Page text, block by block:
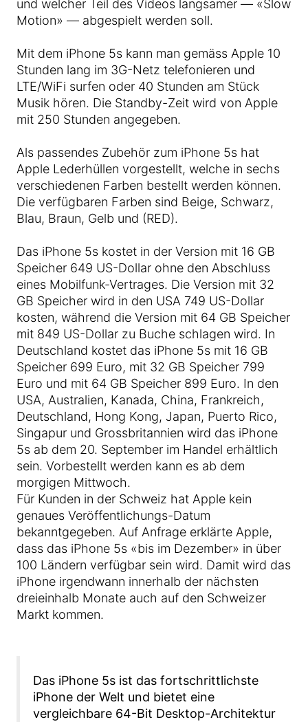
und welcher Teil des Videos langsamer — «Slow
Motion» — abgespielt werden soll.
Mit dem iPhone 5s kann man gemäss Apple 10
Stunden lang im 3G-Netz telefonieren und
LTE/WiFi surfen oder 40 Stunden am Stück
Musik hören. Die Standby-Zeit wird von Apple
mit 250 Stunden angegeben.
Als passendes Zubehör zum iPhone 5s hat
Apple Lederhüllen vorgestellt, welche in sechs
verschiedenen Farben bestellt werden können.
Die verfügbaren Farben sind Beige, Schwarz,
Blau, Braun, Gelb und (RED).
Das iPhone 5s kostet in der Version mit 16 GB
Speicher 649 US-Dollar ohne den Abschluss
eines Mobilfunk-Vertrages. Die Version mit 32
GB Speicher wird in den USA 749 US-Dollar
kosten, während die Version mit 64 GB Speicher
mit 849 US-Dollar zu Buche schlagen wird. In
Deutschland kostet das iPhone 5s mit 16 GB
Speicher 699 Euro, mit 32 GB Speicher 799
Euro und mit 64 GB Speicher 899 Euro. In den
USA, Australien, Kanada, China, Frankreich,
Deutschland, Hong Kong, Japan, Puerto Rico,
Singapur und Grossbritannien wird das iPhone
5s ab dem 20. September im Handel erhältlich
sein. Vorbestellt werden kann es ab dem
morgigen Mittwoch.
Für Kunden in der Schweiz hat Apple kein
genaues Veröffentlichungs-Datum
bekanntgegeben. Auf Anfrage erklärte Apple,
dass das iPhone 5s «bis im Dezember» in über
100 Ländern verfügbar sein wird. Damit wird das
iPhone irgendwann innerhalb der nächsten
dreieinhalb Monate auch auf den Schweizer
Markt kommen.
Das iPhone 5s ist das fortschrittlichste
iPhone der Welt und bietet eine
vergleichbare 64-Bit Desktop-Architektur